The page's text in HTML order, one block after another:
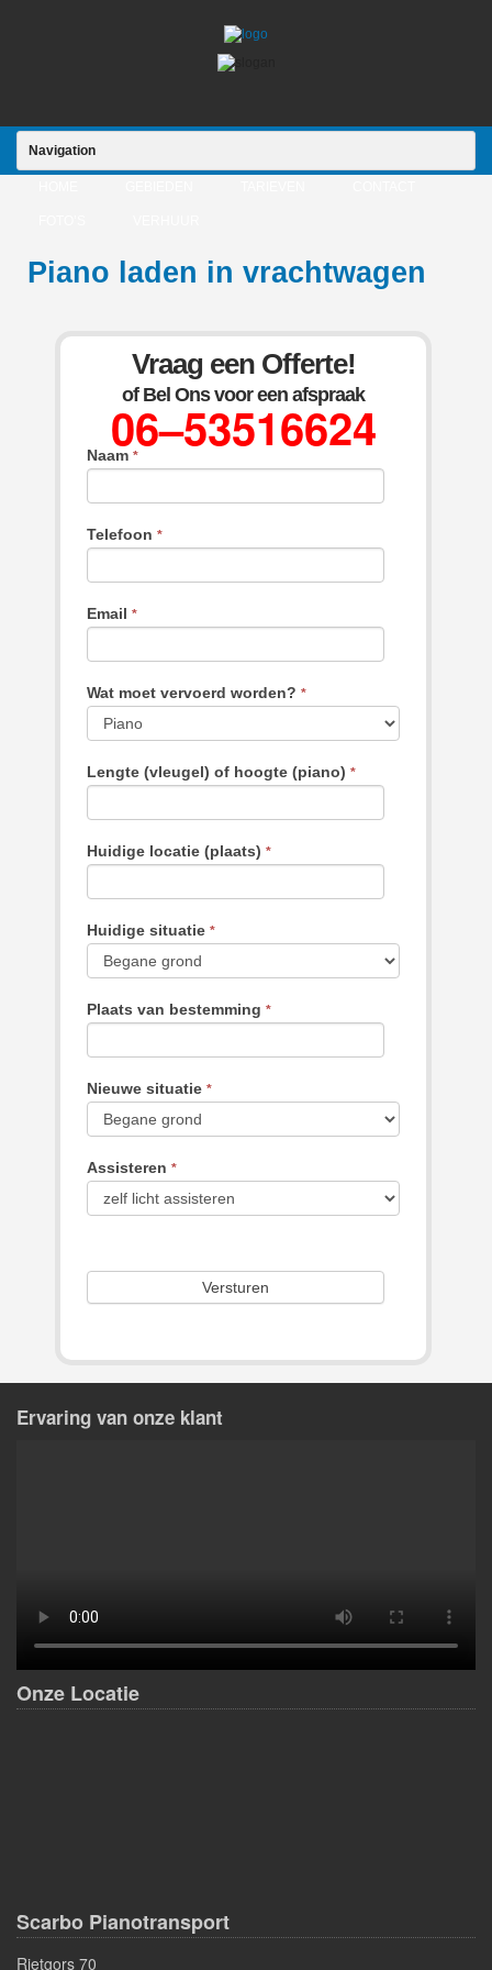
Navigation
Piano laden in vrachtwagen
Vraag een Offerte!
of Bel Ons voor een afspraak
06–53516624
Naam *
Telefoon *
Email *
Wat moet vervoerd worden? *
Lengte (vleugel) of hoogte (piano) *
Huidige locatie (plaats) *
Huidige situatie *
Plaats van bestemming *
Nieuwe situatie *
Assisteren *
Ervaring van onze klant
Onze Locatie
Scarbo Pianotransport
Rietgors 70